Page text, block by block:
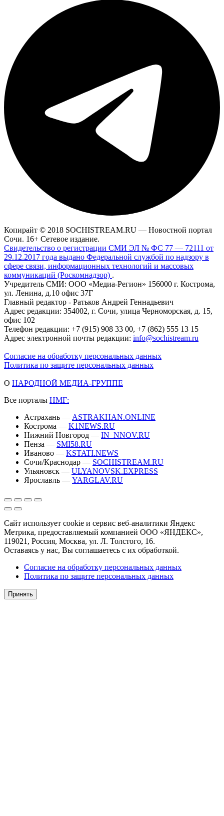
Копирайт © 2018 SOCHISTREAM.RU — Новостной портал
Сочи. 16+ Сетевое издание.
Свидетельство о регистрации СМИ ЭЛ № ФС 77 — 72111 от
29.12.2017 года выдано Федеральной службой по надзору в
сфере связи, информационных технологий и массовых
коммуникаций (Роскомнадзор) .
Учредитель СМИ: ООО «Медиа-Регион» 156000 г. Кострома,
ул. Ленина, д.10 офис 37Г
Главный редактор - Ратьков Андрей Геннадьевич
Адрес редакции: 354002, г. Сочи, улица Черноморская, д. 15,
офис 102
Телефон редакции: +7 (915) 908 33 00, +7 (862) 555 13 15
Адрес электронной почты редакции: info@sochistream.ru
Согласие на обработку персональных данных
Политика по защите персональных данных
О НАРОДНОЙ МЕДИА-ГРУППЕ
Все порталы НМГ:
Астрахань — ASTRAKHAN.ONLINE
Кострома — K1NEWS.RU
Нижний Новгород — IN_NNOV.RU
Пенза — SMI58.RU
Иваново — KSTATI.NEWS
Сочи/Краснодар — SOCHISTREAM.RU
Ульяновск — ULYANOVSK.EXPRESS
Ярославль — YARGLAV.RU
Сайт использует cookie и сервис веб-аналитики Яндекс
Метрика, предоставляемый компанией ООО «ЯНДЕКС»,
119021, Россия, Москва, ул. Л. Толстого, 16.
Оставаясь у нас, Вы соглашаетесь с их обработкой.
Согласие на обработку персональных данных
Политика по защите персональных данных
Принять